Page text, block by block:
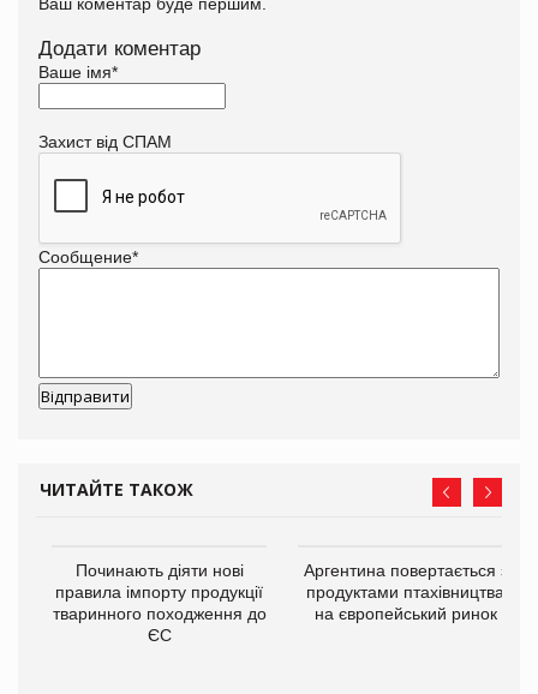
Додати коментар
Ваше імя*
Захист від СПАМ
Сообщение*
ЧИТАЙТЕ ТАКОЖ
Починають діяти нові
правила імпорту продукції
тваринного походження до
ЄС
Аргентина повертається з
продуктами птахівництва
на європейський ринок